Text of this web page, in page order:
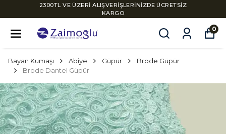
2300TL VE ÜZERİ ALIŞVERİŞLERİNİZDE ÜCRETSİZ
KARGO
0
Bayan Kumaşı Abiye Güpür
Brode Güpür
Brode Dantel Güpür